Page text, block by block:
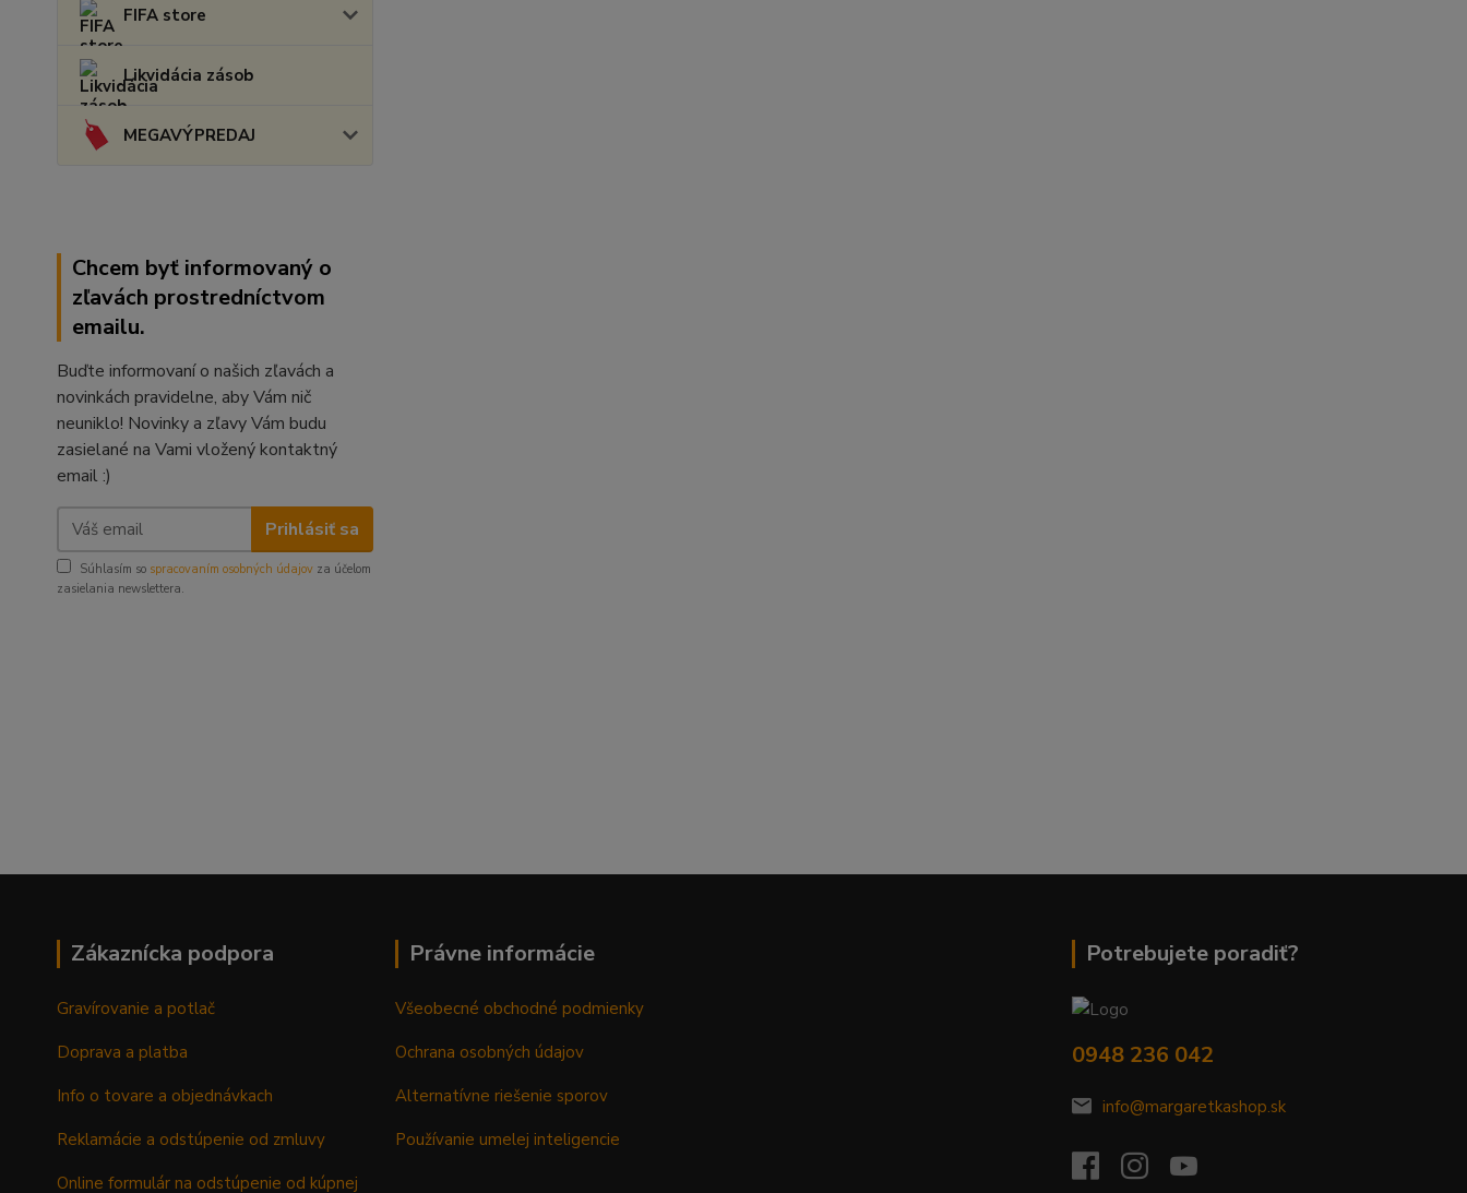
FIFA store
Likvidácia zásob
MEGAVÝPREDAJ
Chcem byť informovaný o
zľavách prostredníctvom
emailu.
Buďte informovaní o našich zľavách a
novinkách pravidelne, aby Vám nič
neuniklo! Novinky a zľavy Vám budu
zasielané na Vami vložený kontaktný
email :)
Prihlásiť sa
Súhlasím so spracovaním osobných údajov za účelom
zasielania newslettera.
Zákaznícka podpora
Gravírovanie a potlač
Doprava a platba
Info o tovare a objednávkach
Reklamácie a odstúpenie od zmluvy
Online formulár na odstúpenie od kúpnej
Právne informácie
Všeobecné obchodné podmienky
Ochrana osobných údajov
Alternatívne riešenie sporov
Používanie umelej inteligencie
Potrebujete poradiť?
0948 236 042
info@margaretkashop.sk